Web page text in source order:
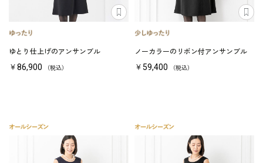
ゆとり仕上げのアンサンブル
￥86,900 （税込）
ノーカラーのリボン付アンサンブル
￥59,400 （税込）